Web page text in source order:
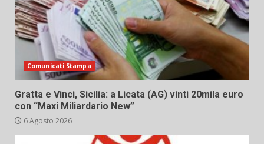
Comunicati Stampa
Gratta e Vinci, Sicilia: a Licata (AG) vinti 20mila euro
con “Maxi Miliardario New”
6 Agosto 2026